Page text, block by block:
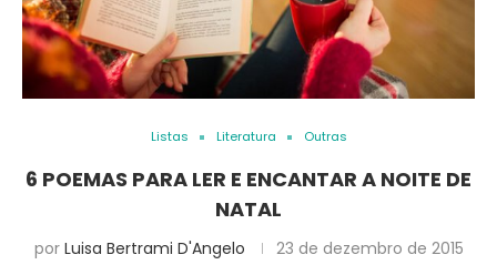
Listas Literatura Outras
6 POEMAS PARA LER E ENCANTAR A NOITE DE
NATAL
por Luisa Bertrami D'Angelo 23 de dezembro de 2015